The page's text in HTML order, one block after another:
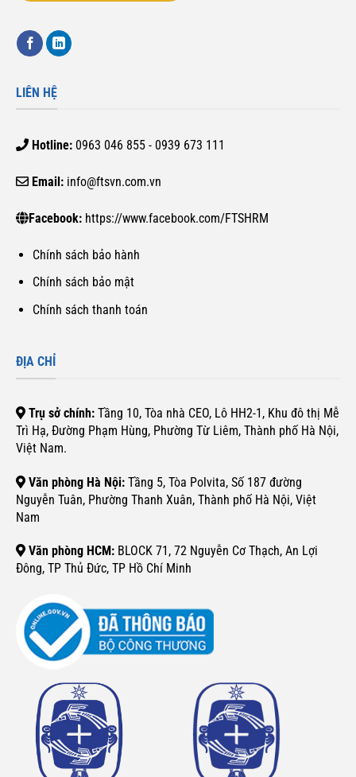
LIÊN HỆ
Hotline:0963 046 855 - 0939 673 111
Email: info@ftsvn.com.vn
Facebook: https://www.facebook.com/FTSHRM
Chính sách bảo hành
Chính sách bảo mật
Chính sách thanh toán
ĐỊA CHỈ
Trụ sở chính: Tầng 10, Tòa nhà CEO, Lô HH2-1, Khu đô thị Mễ
Trì Hạ, Đường Phạm Hùng, Phường Từ Liêm, Thành phố Hà Nội,
Việt Nam.
Văn phòng Hà Nội: Tầng 5, Tòa Polvita, Số 187 đường
Nguyễn Tuân, Phường Thanh Xuân, Thành phố Hà Nội, Việt
Nam
Văn phòng HCM: BLOCK 71, 72 Nguyễn Cơ Thạch, An Lợi
Đông, TP Thủ Đức, TP Hồ Chí Minh